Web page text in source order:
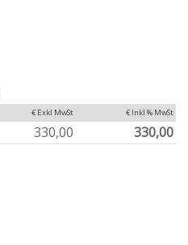
€ Exkl MwSt € Inkl % MwSt
330,00 330,00